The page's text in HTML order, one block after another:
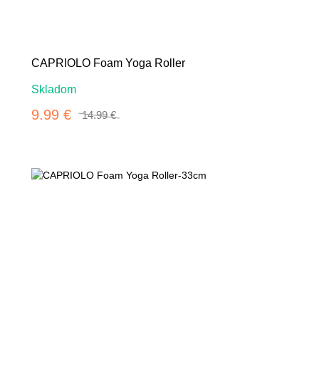
CAPRIOLO Foam Yoga Roller
Skladom
9.99 € 14.99 €